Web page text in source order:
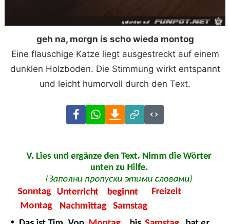
geh na, morgn is scho wieda montog
Eine flauschige Katze liegt ausgestreckt auf einem
dunklen Holzboden. Die Stimmung wirkt entspannt
und leicht humorvoll durch den Text.
FacebookWhatsAppDownload
Link
Code